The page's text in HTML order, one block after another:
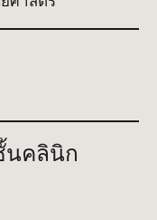
นคลินิก